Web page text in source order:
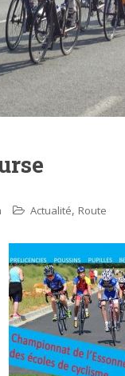
Actualité, Route